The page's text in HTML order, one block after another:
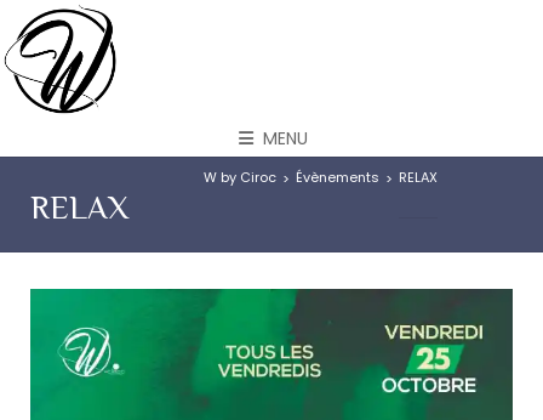
MENU
RELAX
W by Ciroc > Évènements > RELAX